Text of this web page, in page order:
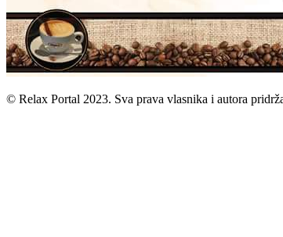
© Relax Portal 2023. Sva prava vlasnika i autora